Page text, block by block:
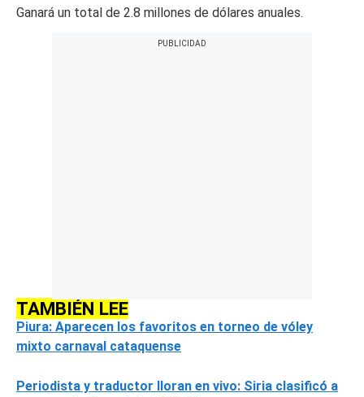
Ganará un total de 2.8 millones de dólares anuales.
TAMBIÉN LEE
Piura: Aparecen los favoritos en torneo de vóley
mixto carnaval cataquense
Periodista y traductor lloran en vivo: Siria clasificó a